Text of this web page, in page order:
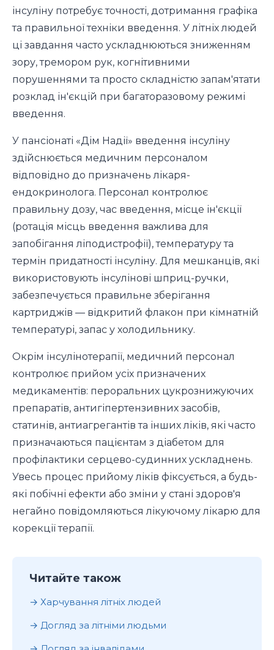
інсуліну потребує точності, дотримання графіка
та правильної техніки введення. У літніх людей
ці завдання часто ускладнюються зниженням
зору, тремором рук, когнітивними
порушеннями та просто складністю запам'ятати
розклад ін'єкцій при багаторазовому режимі
введення.
У пансіонаті «Дім Надії» введення інсуліну
здійснюється медичним персоналом
відповідно до призначень лікаря-
ендокринолога. Персонал контролює
правильну дозу, час введення, місце ін'єкції
(ротація місць введення важлива для
запобігання ліподистрофії), температуру та
термін придатності інсуліну. Для мешканців, які
використовують інсулінові шприц-ручки,
забезпечується правильне зберігання
картриджів — відкритий флакон при кімнатній
температурі, запас у холодильнику.
Окрім інсулінотерапії, медичний персонал
контролює прийом усіх призначених
медикаментів: пероральних цукрознижуючих
препаратів, антигіпертензивних засобів,
статинів, антиагрегантів та інших ліків, які часто
призначаються пацієнтам з діабетом для
профілактики серцево-судинних ускладнень.
Увесь процес прийому ліків фіксується, а будь-
які побічні ефекти або зміни у стані здоров'я
негайно повідомляються лікуючому лікарю для
корекції терапії.
Читайте також
Харчування літніх людей
Догляд за літніми людьми